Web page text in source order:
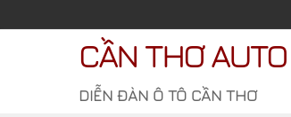
đến
CẦN THƠ AUTO
DIỄN ĐÀN Ô TÔ CẦN THƠ